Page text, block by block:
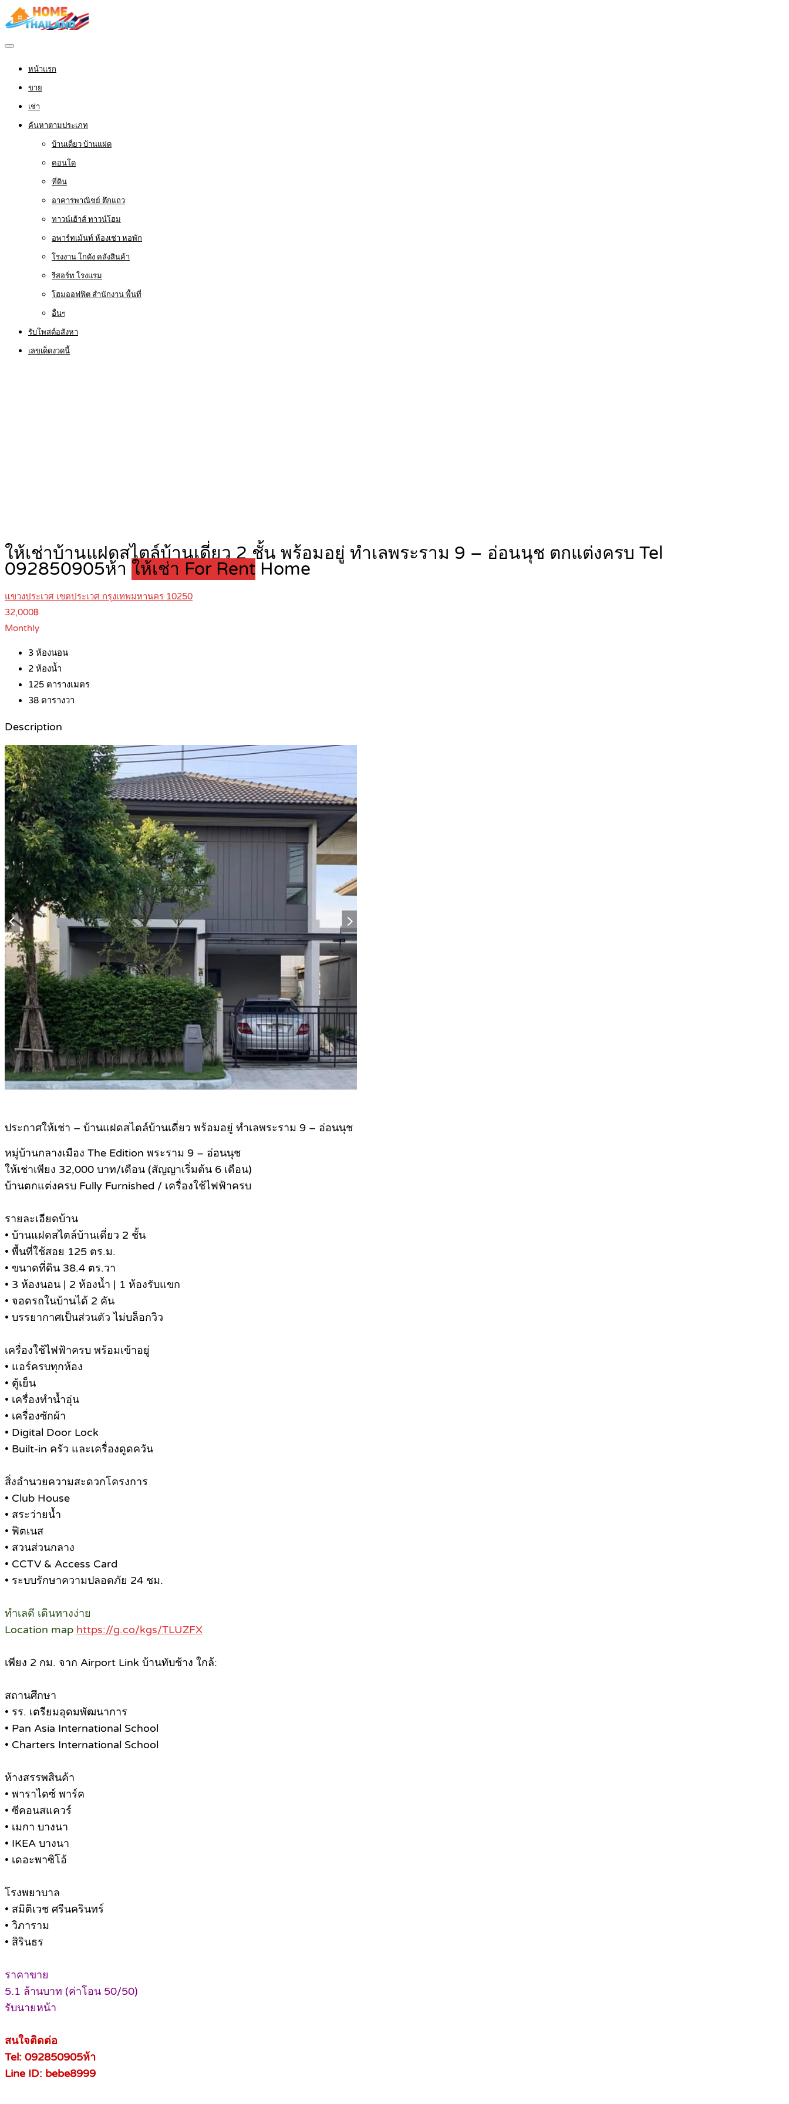
หน้าแรก
ขาย
เช่า
ค้นหาตามประเภท
บ้านเดี่ยว บ้านแฝด
คอนโด
ที่ดิน
อาคารพาณิชย์ ตึกแถว
ทาวน์เฮ้าส์ ทาวน์โฮม
อพาร์ทเม้นท์ ห้องเช่า หอพัก
โรงงาน โกดัง คลังสินค้า
รีสอร์ท โรงแรม
โฮมออฟฟิต สำนักงาน พื้นที่
อื่นๆ
รับโพสต์อสังหา
เลขเด็ดงวดนี้
ให้เช่าบ้านแฝดสไตล์บ้านเดี่ยว 2 ชั้น พร้อมอยู่ ทำเลพระราม 9 – อ่อนนุช ตกแต่งครบ Tel
092850905ห้า ให้เช่า For Rent Home
แขวงประเวศ เขตประเวศ กรุงเทพมหานคร 10250
32,000฿
Monthly
3 ห้องนอน
2 ห้องน้ำ
125 ตารางเมตร
38 ตารางวา
Description
ประกาศให้เช่า – บ้านแฝดสไตล์บ้านเดี่ยว พร้อมอยู่ ทำเลพระราม 9 – อ่อนนุช
หมู่บ้านกลางเมือง The Edition พระราม 9 – อ่อนนุช
ให้เช่าเพียง 32,000 บาท/เดือน (สัญญาเริ่มต้น 6 เดือน)
บ้านตกแต่งครบ Fully Furnished / เครื่องใช้ไฟฟ้าครบ
รายละเอียดบ้าน
• บ้านแฝดสไตล์บ้านเดี่ยว 2 ชั้น
• พื้นที่ใช้สอย 125 ตร.ม.
• ขนาดที่ดิน 38.4 ตร.วา
• 3 ห้องนอน | 2 ห้องน้ำ | 1 ห้องรับแขก
• จอดรถในบ้านได้ 2 คัน
• บรรยากาศเป็นส่วนตัว ไม่บล็อกวิว
เครื่องใช้ไฟฟ้าครบ พร้อมเข้าอยู่
• แอร์ครบทุกห้อง
• ตู้เย็น
• เครื่องทำน้ำอุ่น
• เครื่องซักผ้า
• Digital Door Lock
• Built-in ครัว และเครื่องดูดควัน
สิ่งอำนวยความสะดวกโครงการ
• Club House
• สระว่ายน้ำ
• ฟิตเนส
• สวนส่วนกลาง
• CCTV & Access Card
• ระบบรักษาความปลอดภัย 24 ชม.
ทำเลดี เดินทางง่าย
Location map https://g.co/kgs/TLUZFX
เพียง 2 กม. จาก Airport Link บ้านทับช้าง ใกล้:
สถานศึกษา
• รร. เตรียมอุดมพัฒนาการ
• Pan Asia International School
• Charters International School
ห้างสรรพสินค้า
• พาราไดซ์ พาร์ค
• ซีคอนสแควร์
• เมกา บางนา
• IKEA บางนา
• เดอะพาซิโอ้
โรงพยาบาล
• สมิติเวช ศรีนครินทร์
• วิภาราม
• สิรินธร
ราคาขาย
5.1 ล้านบาท (ค่าโอน 50/50)
รับนายหน้า
สนใจติดต่อ
Tel: 092850905ห้า
Line ID: bebe8999